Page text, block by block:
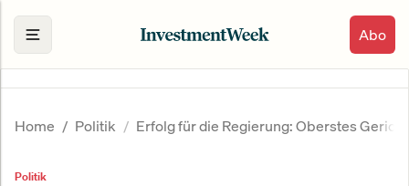
Abo
Home Politik Erfolg für die Regierung: Oberstes
Politik